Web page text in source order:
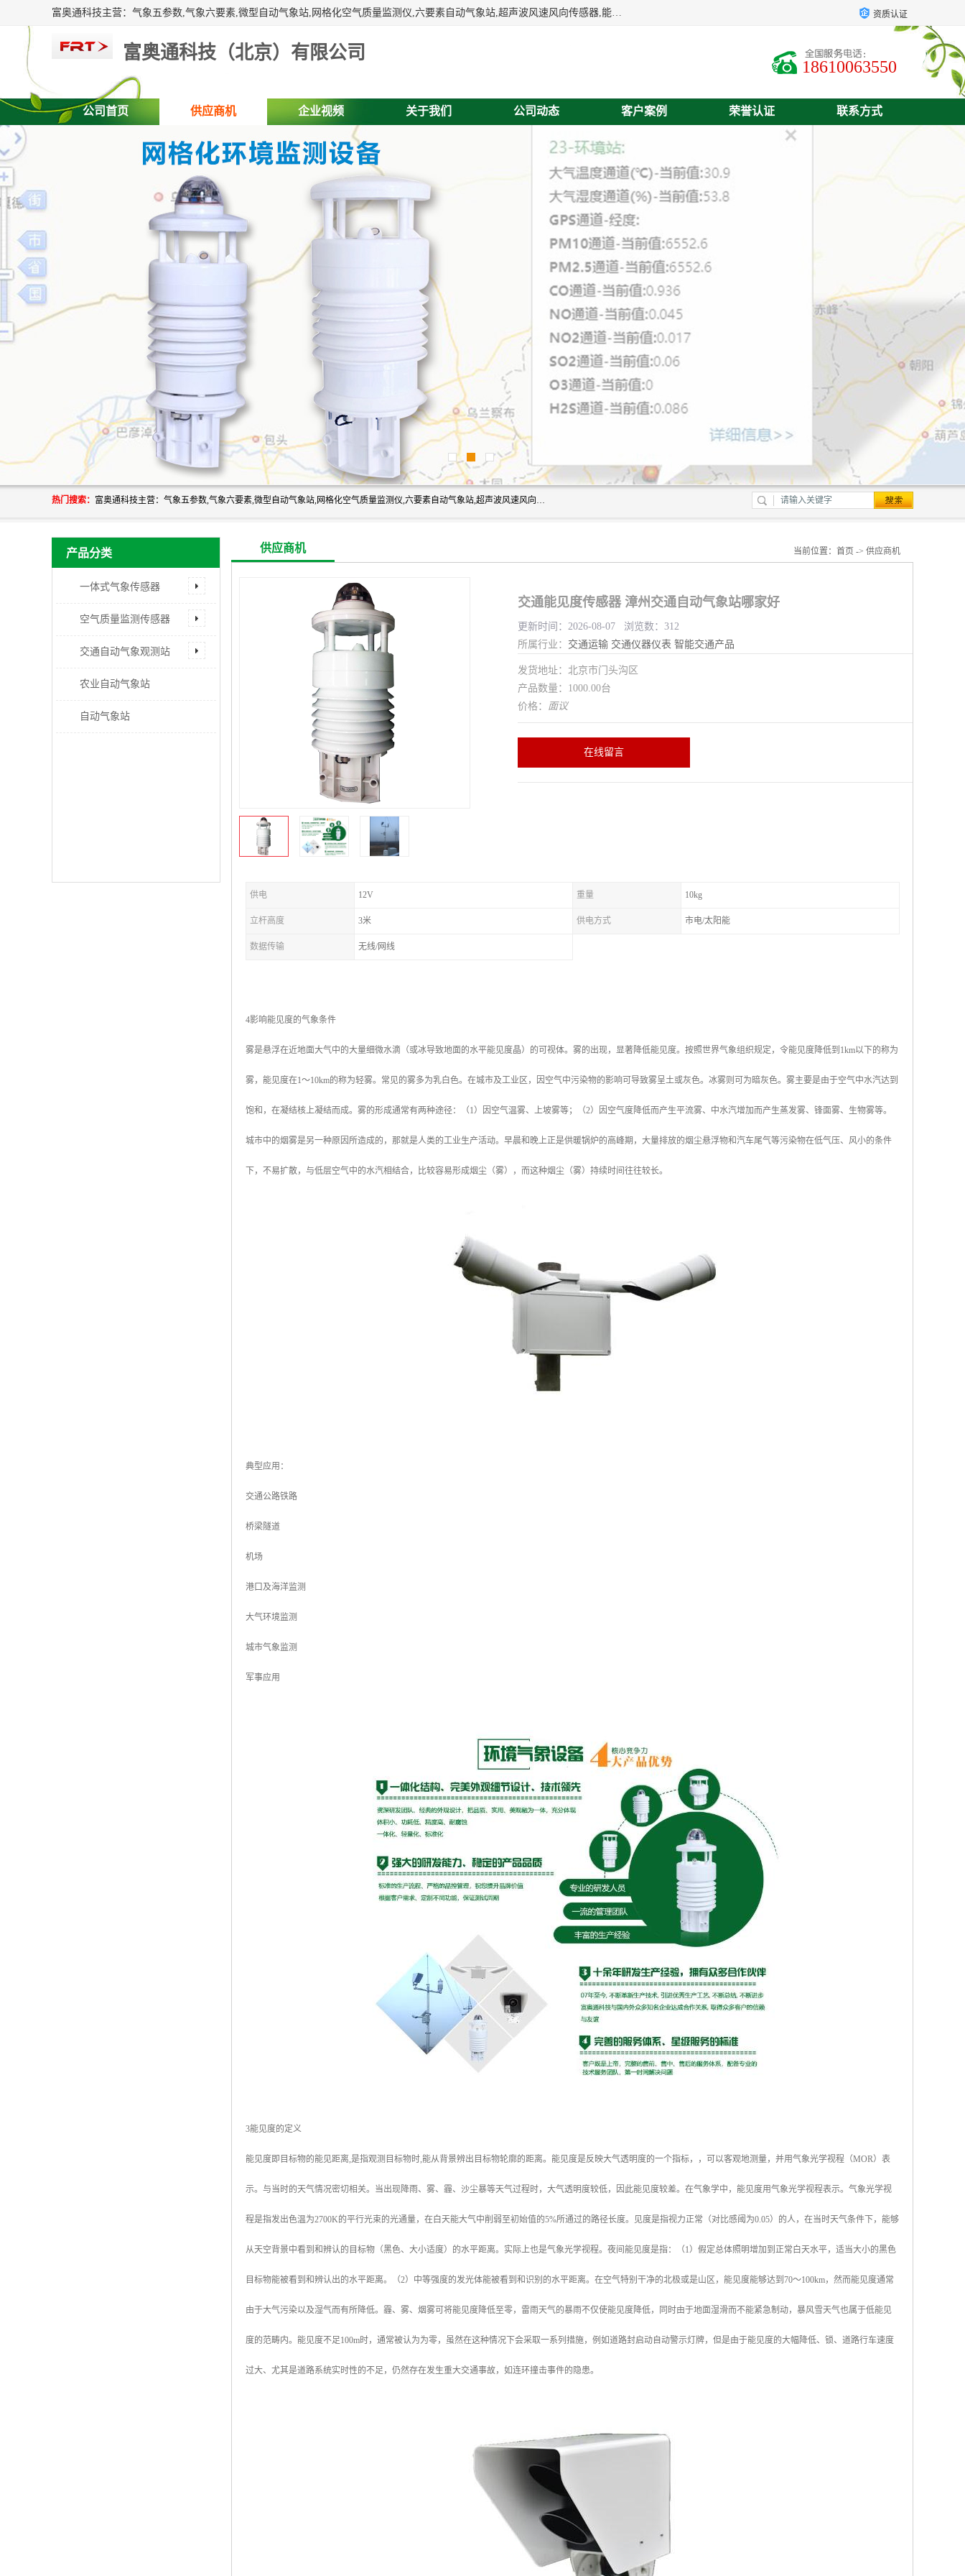
富奥通科技主营：气象五参数,气象六要素,微型自动气象站,网格化空气质量监测仪,六要素自动气象站,超声波风速风向传感器,能见度仪,大气微型站,交通自动气象站,高速路面结冰监测,路面状况传感器等。 资质认证
富奥通科技（北京）有限公司
18610063550
公司首页 供应商机 企业视频 关于我们 公司动态 客户案例 荣誉认证 联系方式
热门搜索： 富奥通科技主营：气象五参数,气象六要素,微型自动气象站,网格化空气质量监测仪,六要素自动气象站,超声波风速风向传感器,能见度仪,大气微型站,交通自动气象站,高速路面结冰监测,路面状况传感器等。
产品分类
一体式气象传感器
空气质量监测传感器
交通自动气象观测站
农业自动气象站
自动气象站
供应商机 当前位置： 首页 -> 供应商机
交通能见度传感器 漳州交通自动气象站哪家好
更新时间：2026-08-07 浏览数：312
所属行业： 交通运输 交通仪器仪表 智能交通产品
发货地址：北京市门头沟区
产品数量：1000.00台
价格： 面议
在线留言
供电 12V 重量 10kg
立杆高度 3米 供电方式 市电/太阳能
数据传输 无线/网线
4影响能见度的气象条件
雾是悬浮在近地面大气中的大量细微水滴（或冰导致地面的水平能见度晶）的可视体。雾的出现，显著降低能见度。按照世界气象组织规定，令能见度降低到1km以下的称为
雾，能见度在1～10km的称为轻雾。常见的雾多为乳白色。在城市及工业区，因空气中污染物的影响可导致雾呈土或灰色。冰雾则可为暗灰色。雾主要是由于空气中水汽达到
饱和，在凝结核上凝结而成。雾的形成通常有两种途径：（1）因空气温雾、上坡雾等；（2）因空气度降低而产生平流雾、中水汽增加而产生蒸发雾、锋面雾、生物雾等。
城市中的烟雾是另一种原因所造成的，那就是人类的工业生产活动。早晨和晚上正是供暖锅炉的高峰期，大量排放的烟尘悬浮物和汽车尾气等污染物在低气压、风小的条件
下，不易扩散，与低层空气中的水汽相结合，比较容易形成烟尘（雾），而这种烟尘（雾）持续时间往往较长。
典型应用：
交通公路铁路
桥梁隧道
机场
港口及海洋监测
大气环境监测
城市气象监测
军事应用
3能见度的定义
能见度即目标物的能见距离,是指观测目标物时,能从背景辨出目标物轮廓的距离。能见度是反映大气透明度的一个指标，，可以客观地测量，并用气象光学视程（MOR）表
示。与当时的天气情况密切相关。当出现降雨、雾、霾、沙尘暴等天气过程时，大气透明度较低，因此能见度较差。在气象学中，能见度用气象光学视程表示。气象光学视
程是指发出色温为2700K的平行光束的光通量，在白天能大气中削弱至初始值的5%所通过的路径长度。见度是指视力正常（对比感阈为0.05）的人，在当时天气条件下，能够
从天空背景中看到和辨认的目标物（黑色、大小适度）的水平距离。实际上也是气象光学视程。夜间能见度是指：（1）假定总体照明增加到正常白天水平，适当大小的黑色
目标物能被看到和辨认出的水平距离。（2）中等强度的发光体能被看到和识别的水平距离。在空气特别干净的北极或是山区，能见度能够达到70～100km，然而能见度通常
由于大气污染以及湿气而有所降低。霾、雾、烟雾可将能见度降低至零，雷雨天气的暴雨不仅使能见度降低，同时由于地面湿滑而不能紧急制动，暴风雪天气也属于低能见
度的范畴内。能见度不足100m时，通常被认为为零，虽然在这种情况下会采取一系列措施，例如道路封启动自动警示灯牌，但是由于能见度的大幅降低、锁、道路行车速度
过大、尤其是道路系统实时性的不足，仍然存在发生重大交通事故，如连环撞击事件的隐患。